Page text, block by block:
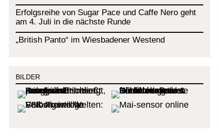
Erfolgsreihe von Sugar Pace und Caffe Nero geht
am 4. Juli in die nächste Runde
„British Panto“ im Wiesbadener Westend
BILDER